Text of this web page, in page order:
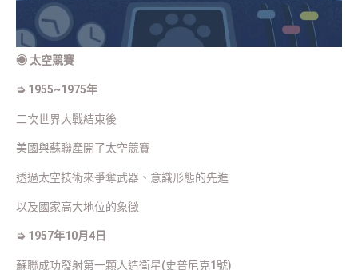
◉ 太空競賽
➭ 1955~1975年
二次世界大戰結束後
美國與蘇聯產開了太空競賽
透過太空技術來爭奪武器、意識形態的先進
以及國家高大地位的象徵
➭ 1957年10月4日
蘇聯成功發射第一顆人造衛星(史普尼克1號)